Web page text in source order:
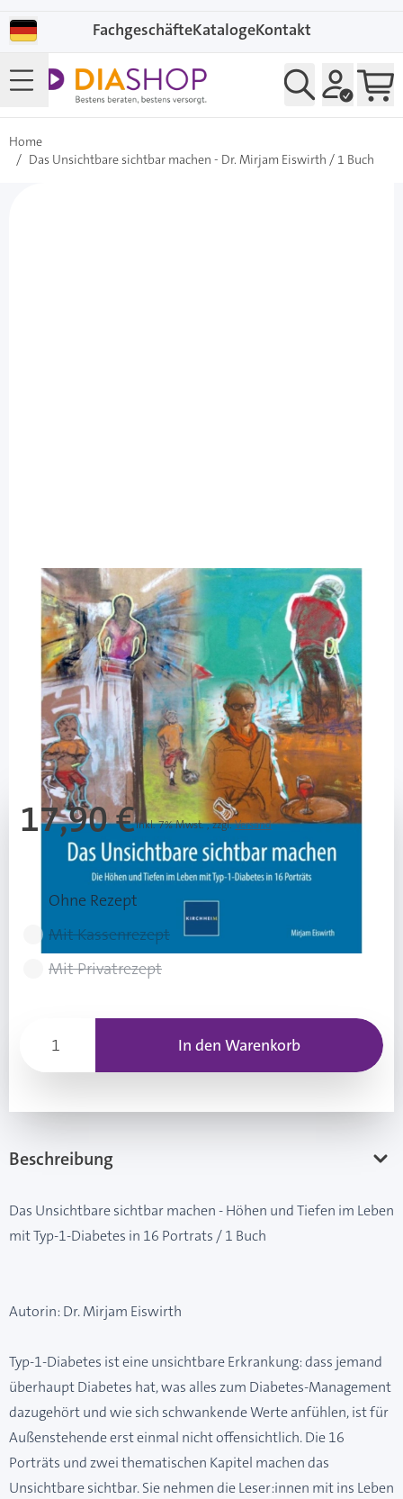
FachgeschäfteKatalogeKontakt
Home
/ Das Unsichtbare sichtbar machen - Dr. Mirjam Eiswirth / 1 Buch
Kirchheim Verlag
Das Unsichtbare sichtbar machen - Dr.
Mirjam Eiswirth / 1 Buch
Diashop.de Kat.-Nr.114702
Lieferzeit 3-7 Werktage
Mehr über das Produkt
17,90 €Inkl. 7% Mwst.,zzgl.Versand
Rezeptart wählen
Ohne Rezept
Mit Kassenrezept
Mit Privatrezept
In den Warenkorb
Beschreibung
Das Unsichtbare sichtbar machen - Höhen und Tiefen im Leben
mit Typ-1-Diabetes in 16 Portrats / 1 Buch
Autorin: Dr. Mirjam Eiswirth
Typ-1-Diabetes ist eine unsichtbare Erkrankung: dass jemand
überhaupt Diabetes hat, was alles zum Diabetes-Management
dazugehört und wie sich schwankende Werte anfühlen, ist für
Außenstehende erst einmal nicht offensichtlich. Die 16
Porträts und zwei thematischen Kapitel machen das
Unsichtbare sichtbar. Sie nehmen die Leser:innen mit ins Leben